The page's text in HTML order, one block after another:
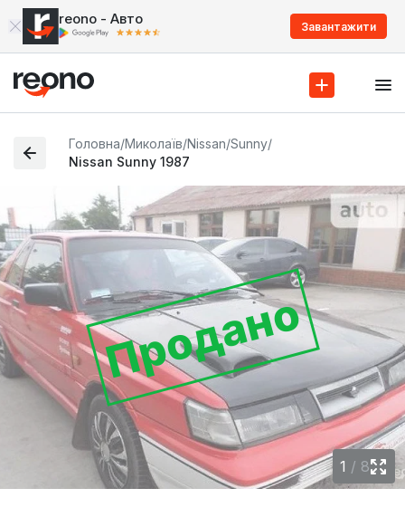
reono - Авто Завантажити
Головна/Миколаїв/Nissan/Sunny/
Nissan Sunny 1987
Продано
1 / 8